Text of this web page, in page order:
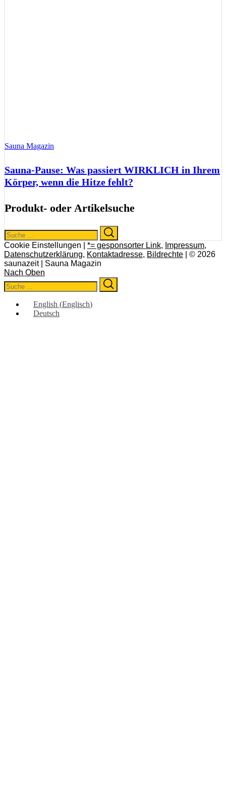
Sauna Magazin
Sauna-Pause: Was passiert WIRKLICH in Ihrem
Körper, wenn die Hitze fehlt?
Produkt- oder Artikelsuche
Search
for:
Cookie Einstellungen | *= gesponsorter Link, Impressum,
Datenschutzerklärung, Kontaktadresse, Bildrechte | © 2026
saunazeit | Sauna Magazin
Nach Oben
Search
for:
English (Englisch)
Deutsch